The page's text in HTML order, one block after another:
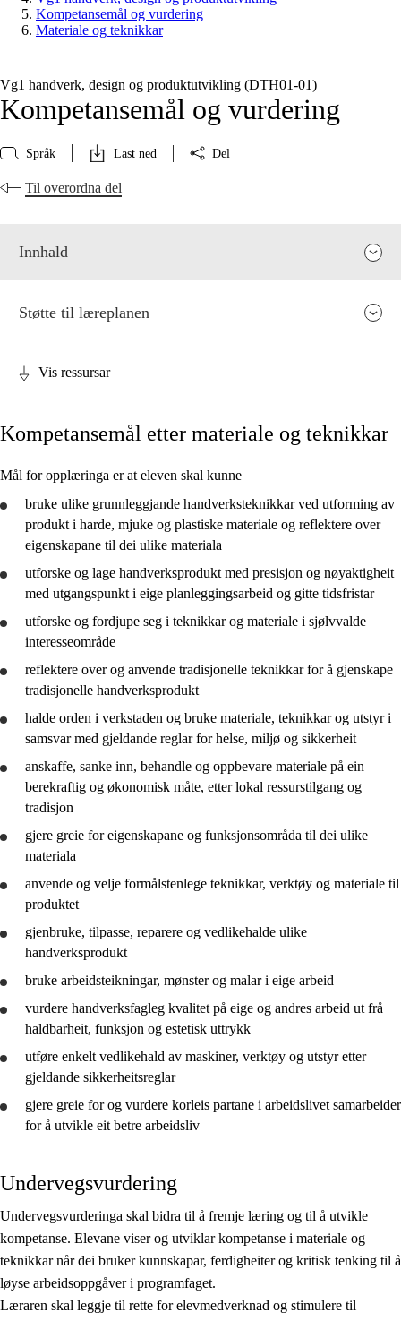
Kompetansemål og vurdering
Materiale og teknikkar
Vg1 handverk, design og produktutvikling (DTH01‑01)
Kompetansemål og vurdering
Språk Last ned Del
Til overordna del
Innhald
Kjerneelement
Tverrfaglege tema
Grunnleggjande ferdigheiter
Produktutvikling og skapande prosessar
Materiale og teknikkar
Støtte til læreplanen
Vis ressursar
Kompetansemål etter materiale og teknikkar
Mål for opplæringa er at eleven skal kunne
bruke ulike grunnleggjande handverksteknikkar ved utforming av
produkt i harde, mjuke og plastiske materiale og reflektere over
eigenskapane til dei ulike materiala
utforske og lage handverksprodukt med presisjon og nøyaktigheit
med utgangspunkt i eige planleggingsarbeid og gitte tidsfristar
utforske og fordjupe seg i teknikkar og materiale i sjølvvalde
interesseområde
reflektere over og anvende tradisjonelle teknikkar for å gjenskape
tradisjonelle handverksprodukt
halde orden i verkstaden og bruke materiale, teknikkar og utstyr i
samsvar med gjeldande reglar for helse, miljø og sikkerheit
anskaffe, sanke inn, behandle og oppbevare materiale på ein
berekraftig og økonomisk måte, etter lokal ressurstilgang og
tradisjon
gjere greie foreigenskapane og funksjonsområda til dei ulike
materiala
anvende og velje formålstenlege teknikkar, verktøy og materiale til
produktet
gjenbruke, tilpasse, reparere og vedlikehalde ulike
handverksprodukt
bruke arbeidsteikningar, mønster og malar i eige arbeid
vurdere handverksfagleg kvalitet på eige og andres arbeid ut frå
haldbarheit, funksjon og estetisk uttrykk
utføre enkelt vedlikehald av maskiner, verktøy og utstyr etter
gjeldande sikkerheitsreglar
gjere greie forog vurdere korleis partane i arbeidslivet samarbeider
for å utvikle eit betre arbeidsliv
Undervegsvurdering
Undervegsvurderinga skal bidra til å fremje læring og til å utvikle
kompetanse. Elevane viser og utviklar kompetanse i materiale og
teknikkar når dei bruker kunnskapar, ferdigheiter og kritisk tenking til å
løyse arbeidsoppgåver i programfaget.
Læraren skal leggje til rette for elevmedverknad og stimulere til